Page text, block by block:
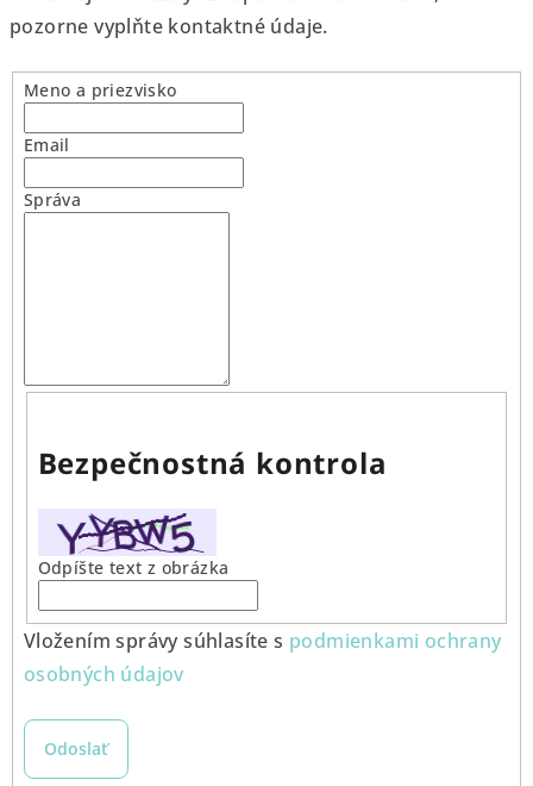
pozorne vyplňte kontaktné údaje.
Meno a priezvisko
Email
Správa
Bezpečnostná kontrola
Odpíšte text z obrázka
Vložením správy súhlasíte s podmienkami ochrany
osobných údajov
Odoslať